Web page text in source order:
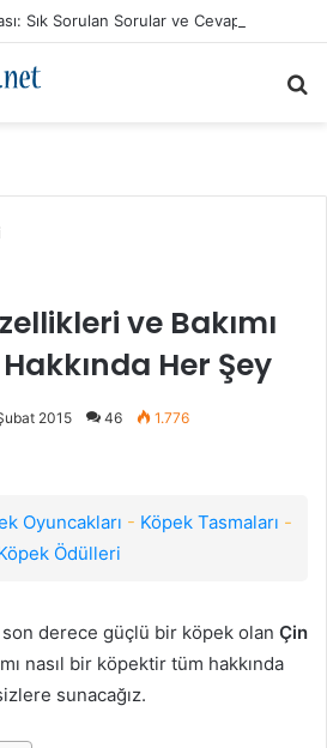
Sık Sorulan Sorular ve Cevaplar
ve Bakımı
Her Şey
2015 46 1.776
Oyuncakları - Köpek Tasmaları -
Ödülleri
derece güçlü bir köpek olan Çin
nasıl bir köpektir tüm hakkında
sunacağız.